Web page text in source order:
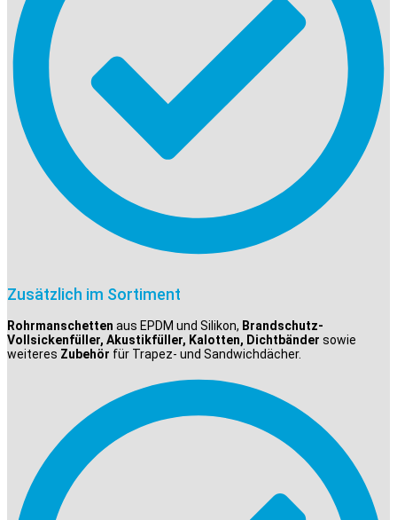
Zusätzlich im Sortiment
Rohrmanschetten aus EPDM und Silikon, Brandschutz-
Vollsickenfüller, Akustikfüller, Kalotten, Dichtbänder sowie
weiteres Zubehör für Trapez- und Sandwichdächer.